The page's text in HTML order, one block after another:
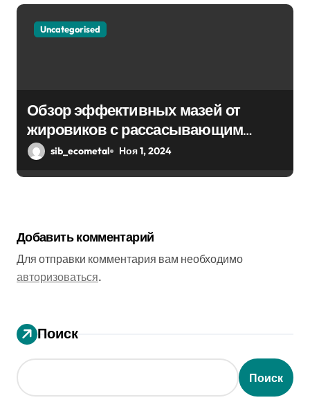
Uncategorised
Обзор эффективных мазей от
жировиков с рассасывающим
эффектом
sib_ecometal Ноя 1, 2024
Добавить комментарий
Для отправки комментария вам необходимо
авторизоваться.
Поиск
Поиск